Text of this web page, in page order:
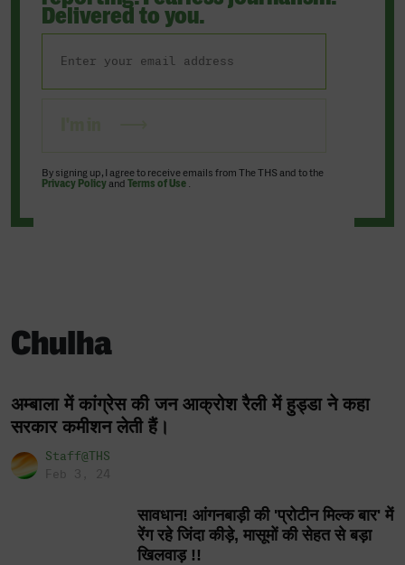
Delivered to you.
By signing up, I agree to receive emails from The THS and to the
Privacy Policyand Terms of Use
Chulha
अम्बाला में कांग्रेस की जन आक्रोश रैली में हुड्डा ने कहा
सरकार कमीशन लेती हैं।
Staff@THS
Feb 3, 24
सावधान! आंगनबाड़ी की 'प्रोटीन मिल्क बार' में
रेंग रहे जिंदा कीड़े, मासूमों की सेहत से बड़ा
खिलवाड़ !!